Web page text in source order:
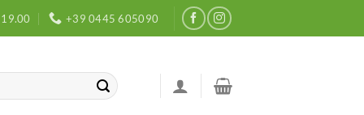
+39 0445 605090